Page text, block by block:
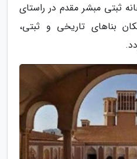
ثبتی مبشر مقدم در راستای
بناهای تاریخی و ثبتی،